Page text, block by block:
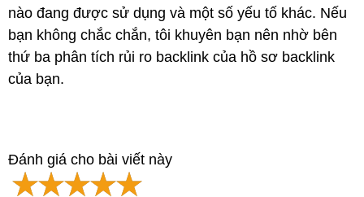
nào đang được sử dụng và một số yếu tố khác. Nếu
bạn không chắc chắn, tôi khuyên bạn nên nhờ bên
thứ ba phân tích rủi ro backlink của hồ sơ backlink
của bạn.
Đánh giá cho bài viết này